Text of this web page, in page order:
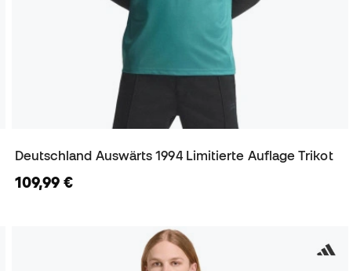
Deutschland Auswärts 1994 Limitierte Auflage Trikot
109,99 €